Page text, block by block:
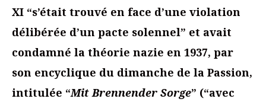
XI “s’était trouvé en face d’une violation
délibérée d’un pacte solennel” et avait
condamné la théorie nazie en 1937, par
son encyclique du dimanche de la Passion,
intitulée “Mit Brennender Sorge” (“avec